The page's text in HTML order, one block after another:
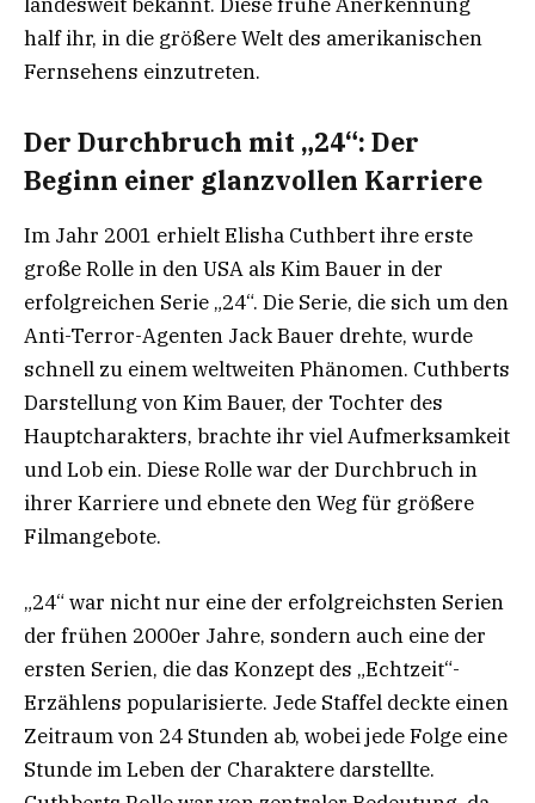
half ihr, in die größere Welt des amerikanischen
Fernsehens einzutreten.
Der Durchbruch mit „24“: Der
Beginn einer glanzvollen Karriere
Im Jahr 2001 erhielt Elisha Cuthbert ihre erste
große Rolle in den USA als Kim Bauer in der
erfolgreichen Serie „24“. Die Serie, die sich um den
Anti-Terror-Agenten Jack Bauer drehte, wurde
schnell zu einem weltweiten Phänomen. Cuthberts
Darstellung von Kim Bauer, der Tochter des
Hauptcharakters, brachte ihr viel Aufmerksamkeit
und Lob ein. Diese Rolle war der Durchbruch in
ihrer Karriere und ebnete den Weg für größere
Filmangebote.
„24“ war nicht nur eine der erfolgreichsten Serien
der frühen 2000er Jahre, sondern auch eine der
ersten Serien, die das Konzept des „Echtzeit“-
Erzählens popularisierte. Jede Staffel deckte einen
Zeitraum von 24 Stunden ab, wobei jede Folge eine
Stunde im Leben der Charaktere darstellte.